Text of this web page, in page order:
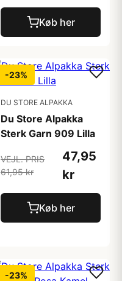
Køb her
-23%
DU STORE ALPAKKA
Du Store Alpakka
Sterk Garn 909 Lilla
VEJL. PRIS
61,95 kr
47,95
kr
Køb her
-23%